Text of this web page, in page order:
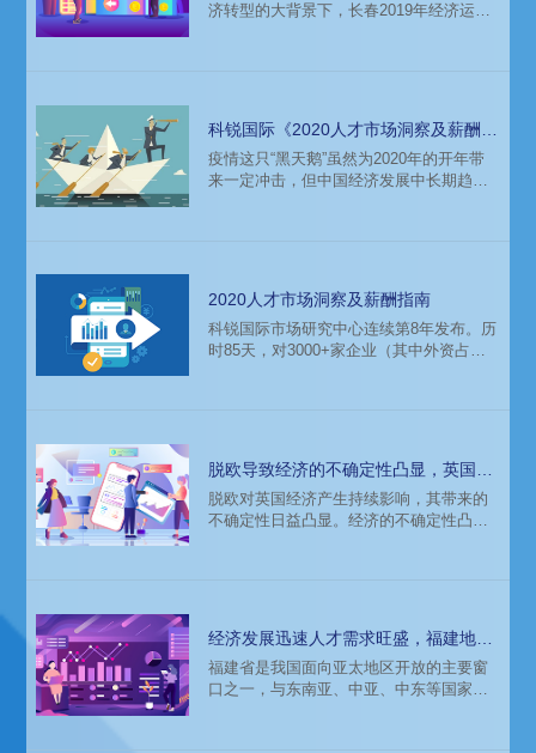
和旅游兴疆战略的全面实施，旅游市场持
济转型的大背景下，长春2019年经济运行
科锐国际《2020人才市场洞察及薪酬指
南》重磅发布！
疫情这只“黑天鹅”虽然为2020年的开年带
来一定冲击，但中国经济发展中长期趋势
趋势如何？科锐国际市场研究中心连续第8
年发布年度薪酬报告——《人才市场洞察
及薪酬指南》，为雇主和求职者提供新机
遇、薪趋势参考。
2020人才市场洞察及薪酬指南
科锐国际市场研究中心连续第8年发布。历
时85天，对3000+家企业（其中外资占比
进行点评。21个重点行业及职能覆盖、
50+个细分版块、2000+核心中高端及专业
人才岗位信息、10个国内重点商圈区域、7
个海外重点市场、60+顾问专家点评、
脱欧导致经济的不确定性凸显，英国重
点行业的人才薪酬变化
脱欧对英国经济产生持续影响，其带来的
不确定性日益凸显。经济的不确定性凸
和总结。
经济发展迅速人才需求旺盛，福建地区
人才薪酬报告解析
福建省是我国面向亚太地区开放的主要窗
口之一，与东南亚、中亚、中东等国家和